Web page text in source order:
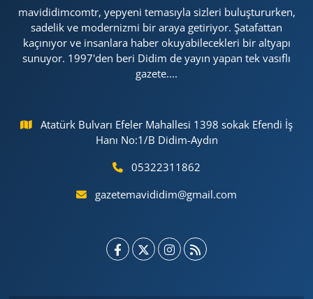
mavididimcomtr, yepyeni temasıyla sizleri buluştururken,
sadelik ve modernizmi bir araya getiriyor. Şatafattan
kaçınıyor ve insanlara haber okuyabilecekleri bir altyapı
sunuyor. 1997'den beri Didim de yayın yapan tek vasıflı
gazete....
Atatürk Bulvarı Efeler Mahallesi 1398 sokak Efendi İş
Hanı No:1/B Didim-Aydın
05322311862
gazetemavididim@gmail.com